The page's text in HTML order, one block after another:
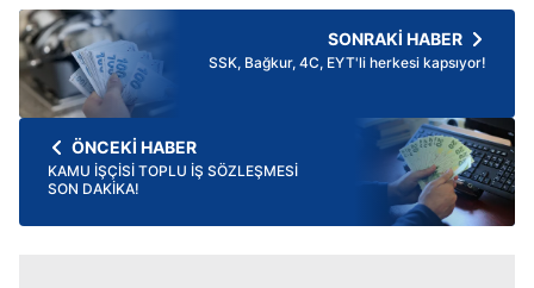
SONRAKİ HABER
SSK, Bağkur, 4C, EYT'li herkesi kapsıyor!
ÖNCEKİ HABER
KAMU İŞÇİSİ TOPLU İŞ SÖZLEŞMESİ
SON DAKİKA!